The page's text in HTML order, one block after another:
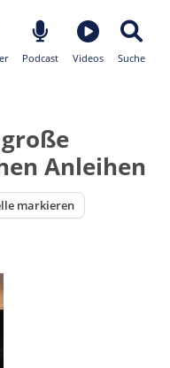
Podcast Videos Suche
Anleihen
markieren